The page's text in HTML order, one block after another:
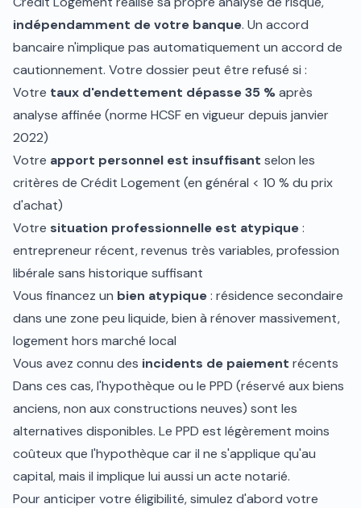
indépendamment de votre banque. Un accord
bancaire n'implique pas automatiquement un accord de
cautionnement. Votre dossier peut être refusé si :
Votre taux d'endettement dépasse 35 %après
analyse affinée (norme HCSF en vigueur depuis janvier
2022)
Votre apport personnel est insuffisant selon les
critères de Crédit Logement (en général < 10 % du prix
d'achat)
Votre situation professionnelle est atypique:
entrepreneur récent, revenus très variables, profession
libérale sans historique suffisant
Vous financez un bien atypique: résidence secondaire
dans une zone peu liquide, bien à rénover massivement,
logement hors marché local
Vous avez connu des incidents de paiement récents
Dans ces cas, l'hypothèque ou le PPD (réservé aux biens
anciens, non aux constructions neuves) sont les
alternatives disponibles. Le PPD est légèrement moins
coûteux que l'hypothèque car il ne s'applique qu'au
capital, mais il implique lui aussi un acte notarié.
Pour anticiper votre éligibilité, simulez d'abord votre